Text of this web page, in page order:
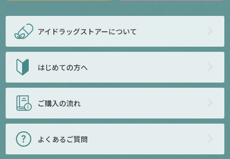
アイドラッグストアーについて
はじめての方へ
ご購入の流れ
よくあるご質問